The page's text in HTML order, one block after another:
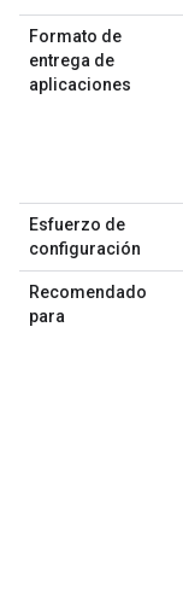
Formato de
entrega de
aplicaciones
Esfuerzo de
configuración
Recomendado
para